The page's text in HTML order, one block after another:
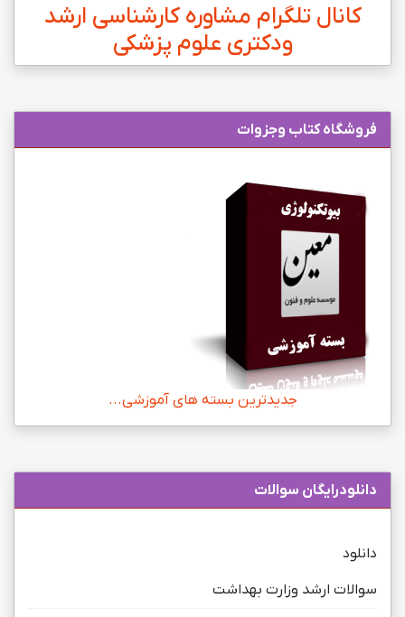
کانال تلگرام مشاوره کارشناسی ارشد
ودکتری علوم پزشکی
فروشگاه کتاب وجزوات
جدیدترین بسته های آموزشی...
دانلودرایگان سوالات
دانلود
سوالات ارشد وزارت بهداشت